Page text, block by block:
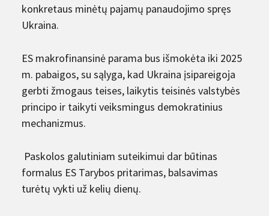
konkretaus minėtų pajamų panaudojimo spręs
Ukraina.
ES makrofinansinė parama bus išmokėta iki 2025
m. pabaigos, su sąlyga, kad Ukraina įsipareigoja
gerbti žmogaus teises, laikytis teisinės valstybės
principo ir taikyti veiksmingus demokratinius
mechanizmus.
Paskolos galutiniam suteikimui dar būtinas
formalus ES Tarybos pritarimas, balsavimas
turėtų vykti už kelių dienų.